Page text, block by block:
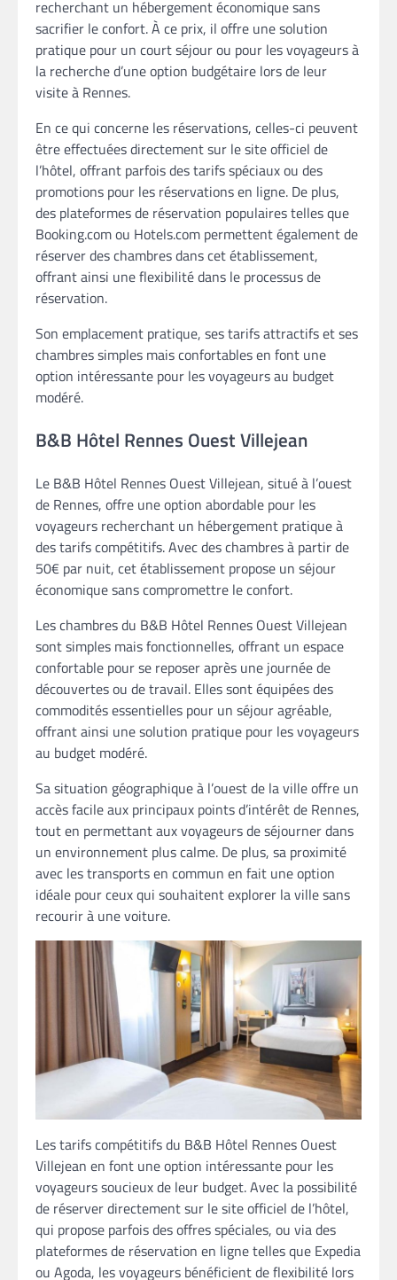
recherchant un hébergement économique sans
sacrifier le confort. À ce prix, il offre une solution
pratique pour un court séjour ou pour les voyageurs à
la recherche d’une option budgétaire lors de leur
visite à Rennes.
En ce qui concerne les réservations, celles-ci peuvent
être effectuées directement sur le site officiel de
l’hôtel, offrant parfois des tarifs spéciaux ou des
promotions pour les réservations en ligne. De plus,
des plateformes de réservation populaires telles que
Booking.com ou Hotels.com permettent également de
réserver des chambres dans cet établissement,
offrant ainsi une flexibilité dans le processus de
réservation.
Son emplacement pratique, ses tarifs attractifs et ses
chambres simples mais confortables en font une
option intéressante pour les voyageurs au budget
modéré.
B&B Hôtel Rennes Ouest Villejean
Le B&B Hôtel Rennes Ouest Villejean, situé à l’ouest
de Rennes, offre une option abordable pour les
voyageurs recherchant un hébergement pratique à
des tarifs compétitifs. Avec des chambres à partir de
50€ par nuit, cet établissement propose un séjour
économique sans compromettre le confort.
Les chambres du B&B Hôtel Rennes Ouest Villejean
sont simples mais fonctionnelles, offrant un espace
confortable pour se reposer après une journée de
découvertes ou de travail. Elles sont équipées des
commodités essentielles pour un séjour agréable,
offrant ainsi une solution pratique pour les voyageurs
au budget modéré.
Sa situation géographique à l’ouest de la ville offre un
accès facile aux principaux points d’intérêt de Rennes,
tout en permettant aux voyageurs de séjourner dans
un environnement plus calme. De plus, sa proximité
avec les transports en commun en fait une option
idéale pour ceux qui souhaitent explorer la ville sans
recourir à une voiture.
Les tarifs compétitifs du B&B Hôtel Rennes Ouest
Villejean en font une option intéressante pour les
voyageurs soucieux de leur budget. Avec la possibilité
de réserver directement sur le site officiel de l’hôtel,
qui propose parfois des offres spéciales, ou via des
plateformes de réservation en ligne telles que Expedia
ou Agoda, les voyageurs bénéficient de flexibilité lors